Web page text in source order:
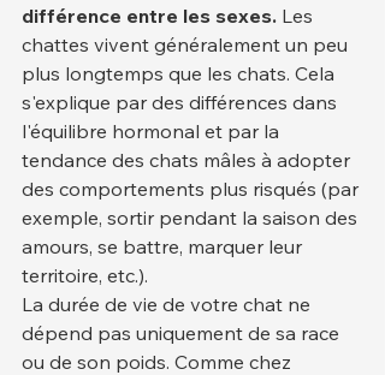
différence entre les sexes. Les
chattes vivent généralement un peu
plus longtemps que les chats. Cela
s'explique par des différences dans
l'équilibre hormonal et par la
tendance des chats mâles à adopter
des comportements plus risqués (par
exemple, sortir pendant la saison des
amours, se battre, marquer leur
territoire, etc.).
La durée de vie de votre chat ne
dépend pas uniquement de sa race
ou de son poids. Comme chez